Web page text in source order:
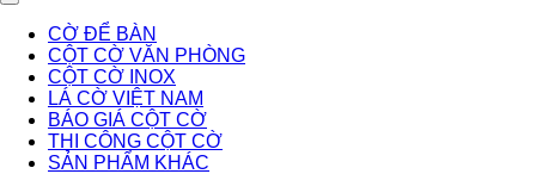
CỜ ĐỂ BÀN
CỘT CỜ VĂN PHÒNG
CỘT CỜ INOX
LÁ CỜ VIỆT NAM
BÁO GIÁ CỘT CỜ
THI CÔNG CỘT CỜ
SẢN PHẨM KHÁC